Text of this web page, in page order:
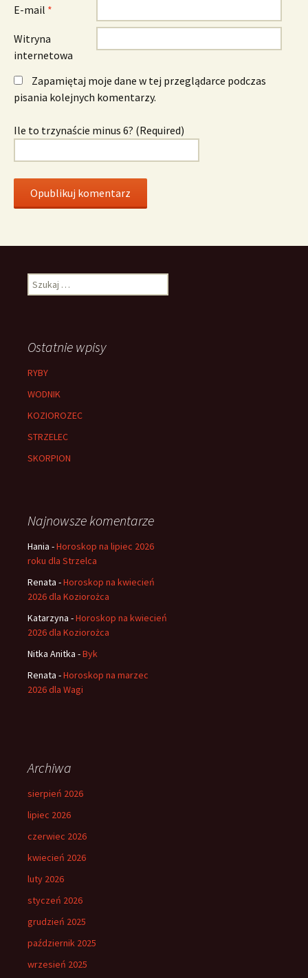
E-mail *
Witryna
internetowa
Zapamiętaj moje dane w tej przeglądarce podczas
pisania kolejnych komentarzy.
Ile to trzynaście minus 6? (Required)
Szukaj:
Ostatnie wpisy
RYBY
WODNIK
KOZIOROZEC
STRZELEC
SKORPION
Najnowsze komentarze
Hania -Horoskop na lipiec 2026
roku dla Strzelca
Renata -Horoskop na kwiecień
2026 dla Koziorożca
Katarzyna -Horoskop na kwiecień
2026 dla Koziorożca
Nitka Anitka -Byk
Renata -Horoskop na marzec
2026 dla Wagi
Archiwa
sierpień 2026
lipiec 2026
czerwiec 2026
kwiecień 2026
luty 2026
styczeń 2026
grudzień 2025
październik 2025
wrzesień 2025